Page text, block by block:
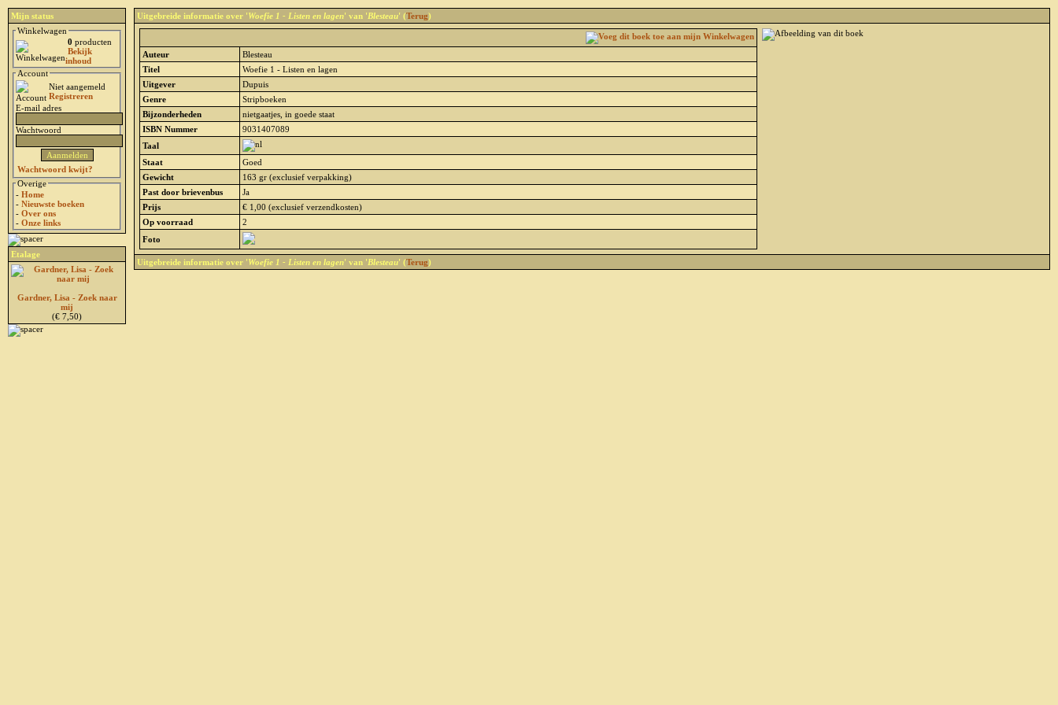
Mijn status
Winkelwagen
0 producten
Bekijk
inhoud
Account
Niet aangemeld
Registreren
E-mail adres
Wachtwoord
Wachtwoord kwijt?
Overige
- Home
- Nieuwste boeken
- Over ons
- Onze links
Etalage
Gardner, Lisa - Zoek naar
mij
(€ 7,50)
Uitgebreide informatie over 'Woefie 1 - Listen en lagen' van 'Blesteau' (Terug)
Auteur
Blesteau
Titel
Woefie 1 - Listen en lagen
Uitgever
Dupuis
Genre
Stripboeken
Bijzonderheden
nietgaatjes, in goede staat
ISBN Nummer
9031407089
Taal
Staat
Goed
Gewicht
163 gr (exclusief verpakking)
Past door brievenbus
Ja
Prijs
€ 1,00 (exclusief verzendkosten)
Op voorraad
2
Foto
Uitgebreide informatie over 'Woefie 1 - Listen en lagen' van 'Blesteau' (Terug)